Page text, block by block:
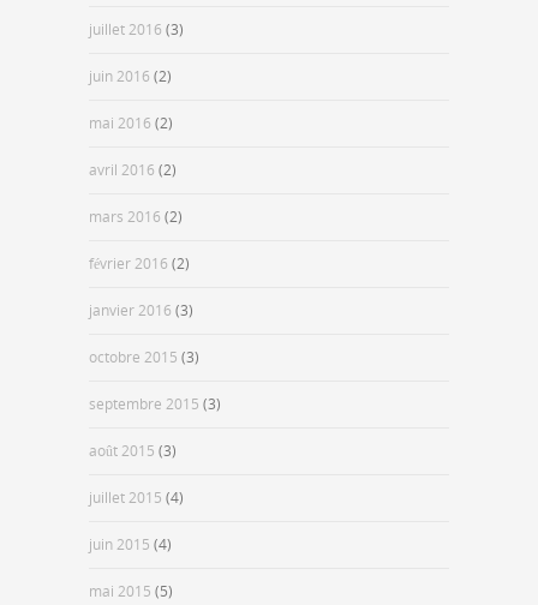
juillet 2016 (3)
juin 2016 (2)
mai 2016 (2)
avril 2016 (2)
mars 2016 (2)
février 2016 (2)
janvier 2016 (3)
octobre 2015 (3)
septembre 2015 (3)
août 2015 (3)
juillet 2015 (4)
juin 2015 (4)
mai 2015 (5)